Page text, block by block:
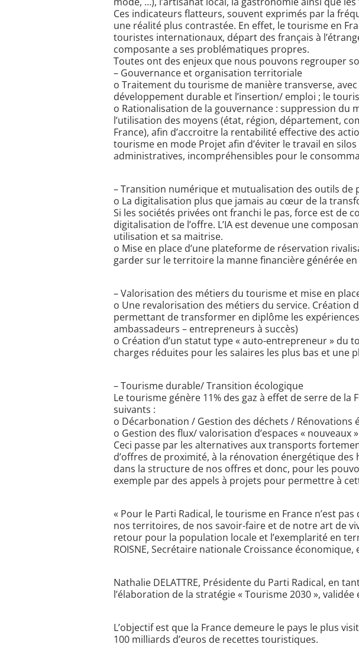
Ces indicateurs flatteurs, souvent exprimés par la
une réalité plus contrastée. En effet, le tourisme en
touristes internationaux, départ des français à
composante a ses problématiques propres.
Toutes ont des enjeux que nous pouvons regrouper
– Gouvernance et organisation territoriale
o Traitement du tourisme de manière transverse,
développement durable et l’insertion/ emploi ; le
o Rationalisation de la gouvernance : suppression
l’utilisation des moyens (état, région, département,
France), afin d’accroitre la rentabilité effective des
tourisme en mode Projet afin d’éviter le travail en
administratives, incompréhensibles pour le
– Transition numérique et mutualisation des outils de
o La digitalisation plus que jamais au cœur de la
Si les sociétés privées ont franchi le pas, force est de
digitalisation de l’offre. L’IA est devenue une
utilisation et sa maitrise.
o Mise en place d’une plateforme de réservation
garder sur le territoire la manne financière générée
– Valorisation des métiers du tourisme et mise en
o Une revalorisation des métiers du service. Création
permettant de transformer en diplôme les
ambassadeurs – entrepreneurs à succès)
o Création d’un statut type « auto-entrepreneur » du
charges réduites pour les salaires les plus bas et une
– Tourisme durable/ Transition écologique
Le tourisme génère 11% des gaz à effet de serre de
suivants :
o Décarbonation / Gestion des déchets / Rénovations
o Gestion des flux/ valorisation d’espaces « nouveaux »
Ceci passe par les alternatives aux transports
d’offres de proximité, à la rénovation énergétique
dans la structure de nos offres et donc, pour les
exemple par des appels à projets pour permettre à
« Pour le Parti Radical, le tourisme en France n’est
nos territoires, de nos savoir-faire et de notre art de
retour pour la population locale et l’exemplarité en
ROISNE, Secrétaire nationale Croissance
Nathalie DELATTRE, Présidente du Parti Radical, en
l’élaboration de la stratégie « Tourisme 2030 »,
L’objectif est que la France demeure le pays le plus
100 milliards d’euros de recettes touristiques.